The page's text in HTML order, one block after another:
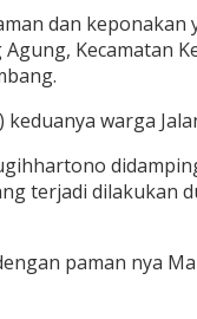
dan
Kecamatan
warga
terjadi dilakukan
paman nya